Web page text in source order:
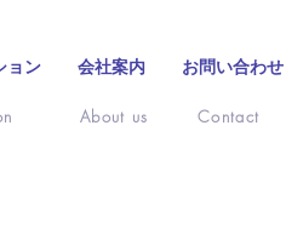
ョン 会社案内 お問い合わせ
About us Contact